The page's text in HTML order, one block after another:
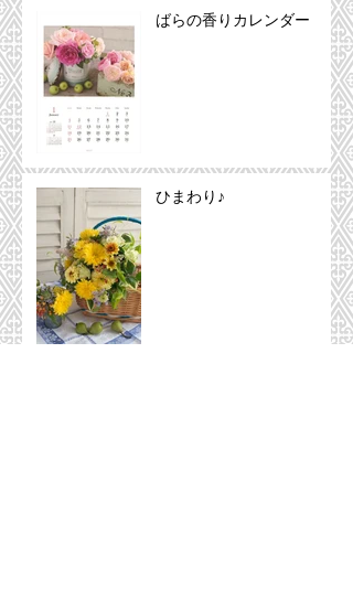
ばらの香りカレンダー
ひまわり♪